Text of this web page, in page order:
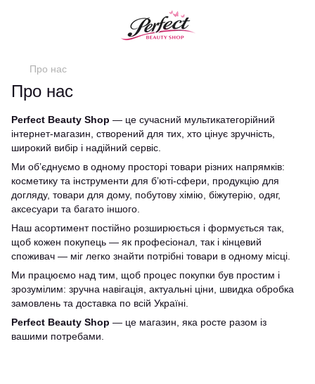
Про нас
Про нас
Perfect Beauty Shop — це сучасний мультикатегорійний
інтернет-магазин, створений для тих, хто цінує зручність,
широкий вибір і надійний сервіс.
Ми обʼєднуємо в одному просторі товари різних напрямків:
косметику та інструменти для бʼюті-сфери, продукцію для
догляду, товари для дому, побутову хімію, біжутерію, одяг,
аксесуари та багато іншого.
Наш асортимент постійно розширюється і формується так,
щоб кожен покупець — як професіонал, так і кінцевий
споживач — міг легко знайти потрібні товари в одному місці.
Ми працюємо над тим, щоб процес покупки був простим і
зрозумілим: зручна навігація, актуальні ціни, швидка обробка
замовлень та доставка по всій Україні.
Perfect Beauty Shop — це магазин, яка росте разом із
вашими потребами.